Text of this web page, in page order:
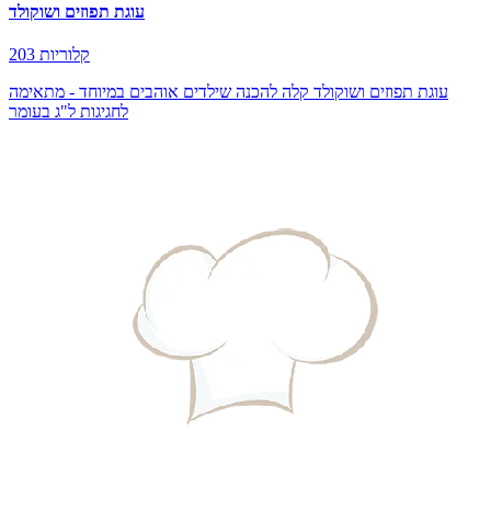
עוגת תפוזים ושוקולד
203 קלוריות
עוגת תפוזים ושוקולד קלה להכנה שילדים אוהבים במיוחד - מתאימה
לחגיגות ל"ג בעומר